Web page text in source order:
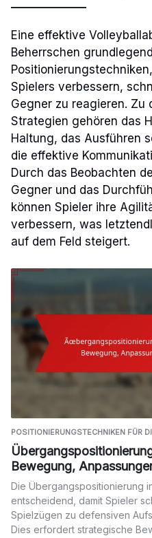
Eine effektive
Beherrschen
Spielers verbessern,
Gegner zu reagieren. Zu
Strategien gehören das
Haltung, das Ausführen
die effektive
Durch das Beobachten
Gegner und das
können Spieler ihre
verbessern, was
auf dem Feld steigert.
POSITIONIERUNGSTECHNIKEN FÜR
Bewegung,
Die Übergangspositionierung
entscheidend, damit Spieler
Spielzügen zu defensiven
Dies erfordert strategische